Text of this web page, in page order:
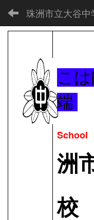
こ
端
洲
校